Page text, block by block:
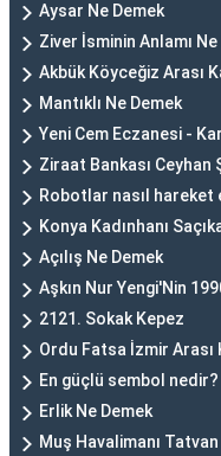
Aysar Ne Demek
Ziver İsminin Anlamı Ne
Akbük Köyceğiz Arası
Mantıklı Ne Demek
Yeni Cem Eczanesi -
Ziraat Bankası Ceyhan
Robotlar nasıl hareket
Konya Kadınhanı
Açılış Ne Demek
Aşkın Nur Yengi'Nin
2121. Sokak Kepez
Ordu Fatsa İzmir Arası
En güçlü sembol nedir?
Erlik Ne Demek
Muş Havalimanı